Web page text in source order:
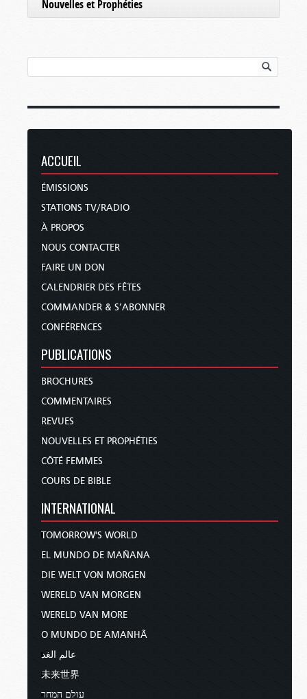
Nouvelles et Prophéties
ACCUEIL
ÉMISSIONS
STATIONS TV/RADIO
À PROPOS
NOUS CONTACTER
FAIRE UN DON
CALENDRIER DES FÊTES
COMMANDER & S’ABONNER
CONFÉRENCES
PUBLICATIONS
BROCHURES
COMMENTAIRES
REVUES
NOUVELLES ET PROPHÉTIES
CÔTÉ FEMMES
COURS DE BIBLE
INTERNATIONAL
TOMORROW'S WORLD
EL MUNDO DE MAÑANA
DIE WELT VON MORGEN
WERELD VAN MORGEN
WERELD VAN MORE
O MUNDO DE AMANHÃ
عالم الغد
未来世界
עולם המחר